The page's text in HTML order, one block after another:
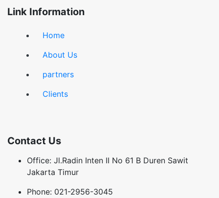
Link Information
Home
About Us
partners
Clients
Contact Us
Office: Jl.Radin Inten II No 61 B Duren Sawit
Jakarta Timur
Phone: 021-2956-3045